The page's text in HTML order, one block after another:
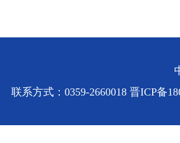
联系方式：0359-2660018 晋ICP备